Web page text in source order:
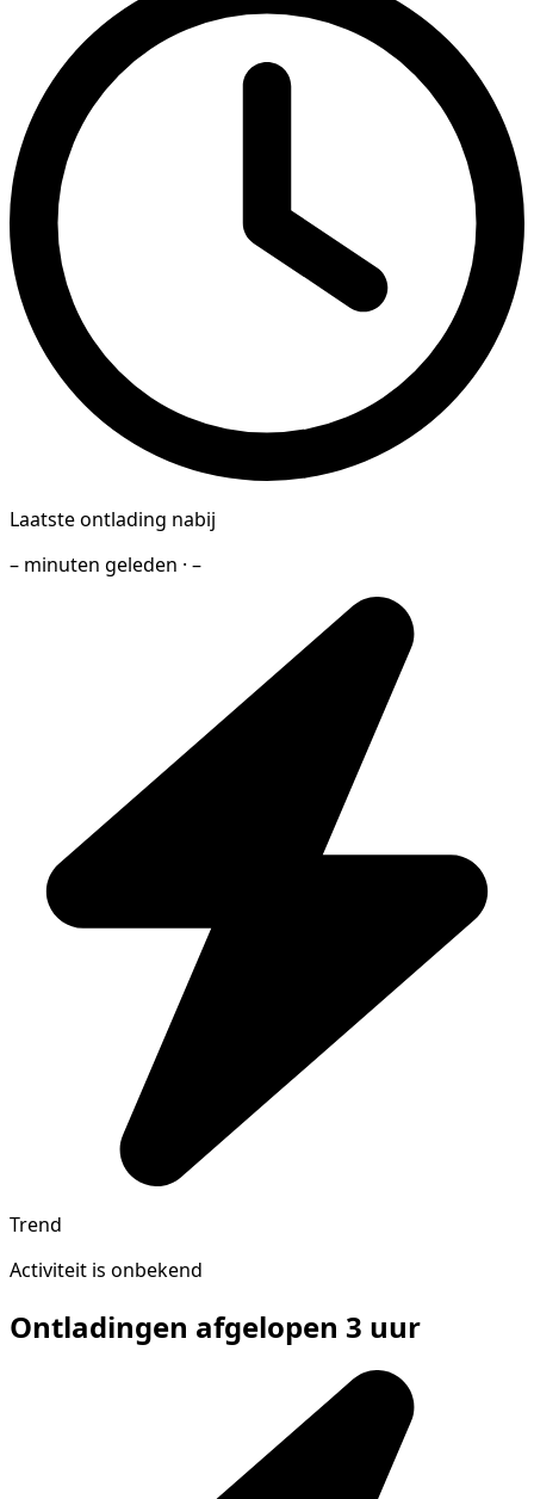
Laatste ontlading nabij
– minuten geleden · –
Trend
Activiteit is onbekend
Ontladingen afgelopen 3 uur